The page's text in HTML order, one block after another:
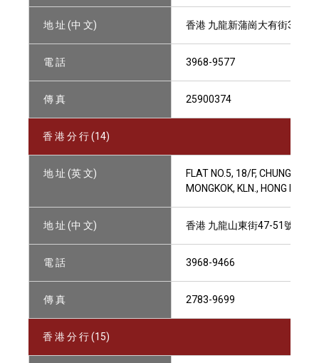
地 址 (中 文) 香港 九龍新蒲崗大有街3號萬
電 話 3968-9577
傳 真 25900374
香 港 分 行 (14)
地 址 (英 文)
FLAT NO.5, 18/F, CHUNG KIU
MONGKOK, KLN., HONG KONG
地 址 (中 文) 香港 九龍山東街47-51號中僑
電 話 3968-9466
傳 真 2783-9699
香 港 分 行 (15)